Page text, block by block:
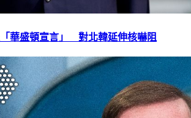
華盛頓宣言」 對北韓延伸核嚇阻